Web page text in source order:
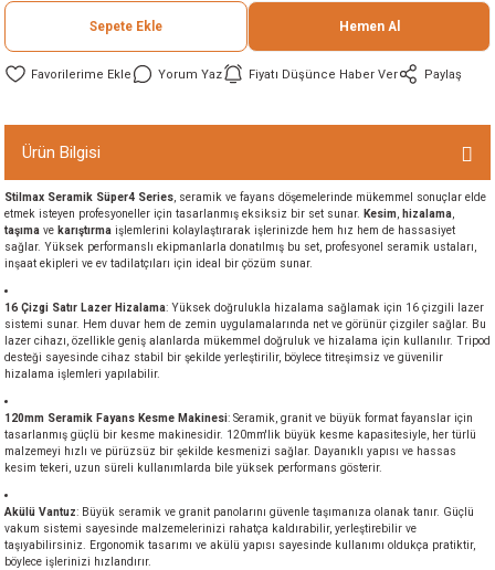
Sepete Ekle Hemen Al
Yorum Yaz Fiyatı Düşünce Haber Ver Paylaş
Ürün Bilgisi
Stilmax Seramik Süper4 Series , seramik ve fayans döşemelerinde mükemmel sonuçlar elde
etmek isteyen profesyoneller için tasarlanmış eksiksiz bir set sunar.
Kesim hizalama
taşıma ve karıştırma işlemlerini kolaylaştırarak işlerinizde hem hız hem de hassasiyet
sağlar. Yüksek performanslı ekipmanlarla donatılmış bu set, profesyonel seramik ustaları,
inşaat ekipleri ve ev tadilatçıları için ideal bir çözüm sunar.
16 Çizgi Satır Lazer Hizalama: Yüksek doğrulukla hizalama sağlamak için 16 çizgili lazer
sistemi sunar. Hem duvar hem de zemin uygulamalarında net ve görünür çizgiler sağlar. Bu
lazer cihazı, özellikle geniş alanlarda mükemmel doğruluk ve hizalama için kullanılır. Tripod
desteği sayesinde cihaz stabil bir şekilde yerleştirilir, böylece titreşimsiz ve güvenilir
hizalama işlemleri yapılabilir.
120mm Seramik Fayans Kesme Makinesi: Seramik, granit ve büyük format fayanslar için
tasarlanmış güçlü bir kesme makinesidir. 120mm'lik büyük kesme kapasitesiyle, her türlü
malzemeyi hızlı ve pürüzsüz bir şekilde kesmenizi sağlar. Dayanıklı yapısı ve hassas
kesim tekeri, uzun süreli kullanımlarda bile yüksek performans gösterir.
Akülü Vantuz: Büyük seramik ve granit panolarını güvenle taşımanıza olanak tanır. Güçlü
vakum sistemi sayesinde malzemelerinizi rahatça kaldırabilir, yerleştirebilir ve
taşıyabilirsiniz. Ergonomik tasarımı ve akülü yapısı sayesinde kullanımı oldukça pratiktir,
böylece işlerinizi hızlandırır.